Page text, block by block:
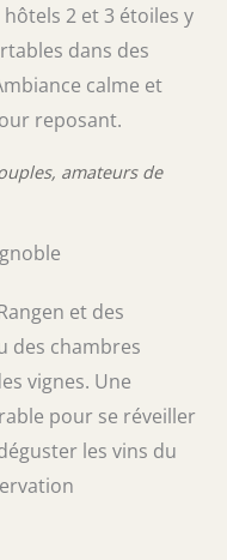
2 et 3 étoiles y
dans des
calme et
reposant.
amateurs de
et des
des chambres
vignes. Une
pour se réveiller
les vins du